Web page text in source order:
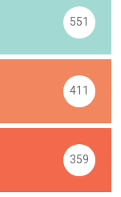
551
411
359